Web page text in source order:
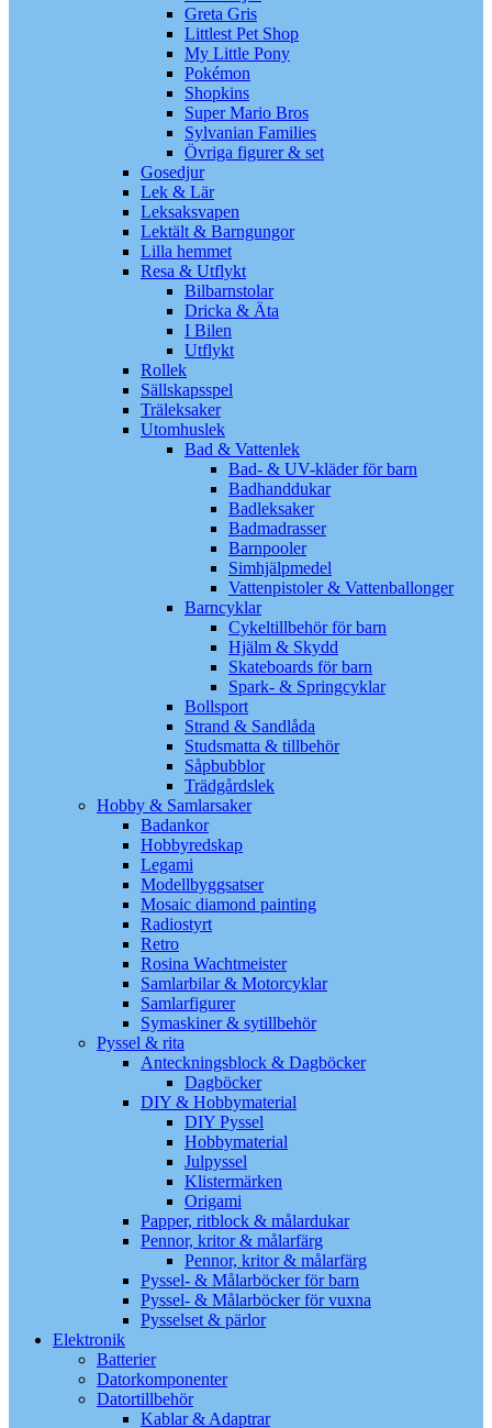
Greta Gris
Littlest Pet Shop
My Little Pony
Pokémon
Shopkins
Super Mario Bros
Sylvanian Families
Övriga figurer & set
Gosedjur
Lek & Lär
Leksaksvapen
Lektält & Barngungor
Lilla hemmet
Resa & Utflykt
Bilbarnstolar
Dricka & Äta
I Bilen
Utflykt
Rollek
Sällskapsspel
Träleksaker
Utomhuslek
Bad & Vattenlek
Bad- & UV-kläder för barn
Badhanddukar
Badleksaker
Badmadrasser
Barnpooler
Simhjälpmedel
Vattenpistoler & Vattenballonger
Barncyklar
Cykeltillbehör för barn
Hjälm & Skydd
Skateboards för barn
Spark- & Springcyklar
Bollsport
Strand & Sandlåda
Studsmatta & tillbehör
Såpbubblor
Trädgårdslek
Hobby & Samlarsaker
Badankor
Hobbyredskap
Legami
Modellbyggsatser
Mosaic diamond painting
Radiostyrt
Retro
Rosina Wachtmeister
Samlarbilar & Motorcyklar
Samlarfigurer
Symaskiner & sytillbehör
Pyssel & rita
Anteckningsblock & Dagböcker
Dagböcker
DIY & Hobbymaterial
DIY Pyssel
Hobbymaterial
Julpyssel
Klistermärken
Origami
Papper, ritblock & målardukar
Pennor, kritor & målarfärg
Pennor, kritor & målarfärg
Pyssel- & Målarböcker för barn
Pyssel- & Målarböcker för vuxna
Pysselset & pärlor
Elektronik
Batterier
Datorkomponenter
Datortillbehör
Kablar & Adaptrar